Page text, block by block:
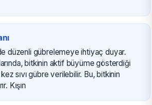
düzenli gübrelemeye ihtiyaç duyar.
bitkinin aktif büyüme gösterdiği
sıvı gübre verilebilir. Bu, bitkinin
Kışın